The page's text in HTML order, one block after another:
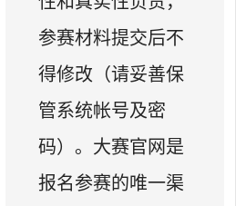
参赛材料提交后不
得修改（请妥善保
管系统帐号及密
码）。大赛官网是
报名参赛的唯一渠